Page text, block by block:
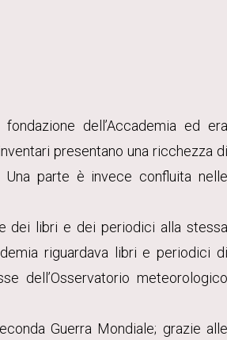
dell’Accademia ed era
presentano una ricchezza di
parte è invece confluita nelle
dei libri e dei periodici alla stessa
riguardava libri e periodici di
dell’Osservatorio meteorologico
Guerra Mondiale; grazie alle